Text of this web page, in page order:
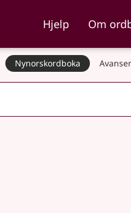
Hjelp Om
Nynorskordboka